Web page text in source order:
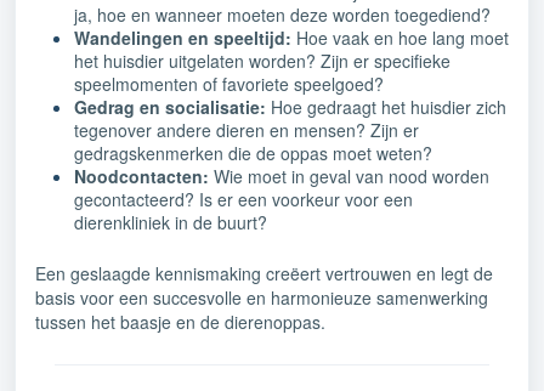
ja, hoe en wanneer moeten deze worden toegediend?
Wandelingen en speeltijd: Hoe vaak en hoe lang moet
het huisdier uitgelaten worden? Zijn er specifieke
speelmomenten of favoriete speelgoed?
Gedrag en socialisatie: Hoe gedraagt het huisdier zich
tegenover andere dieren en mensen? Zijn er
gedragskenmerken die de oppas moet weten?
Noodcontacten: Wie moet in geval van nood worden
gecontacteerd? Is er een voorkeur voor een
dierenkliniek in de buurt?
Een geslaagde kennismaking creëert vertrouwen en legt de
basis voor een succesvolle en harmonieuze samenwerking
tussen het baasje en de dierenoppas.